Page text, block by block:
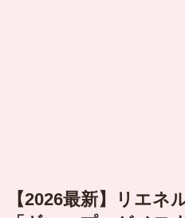
【2026最新】リエネ